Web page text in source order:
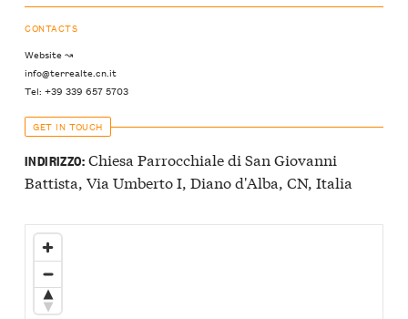
CONTACTS
Website ↝
info@terrealte.cn.it
Tel: +39 339 657 5703
GET IN TOUCH
INDIRIZZO:Chiesa Parrocchiale di San Giovanni
Battista, Via Umberto I, Diano d'Alba, CN, Italia